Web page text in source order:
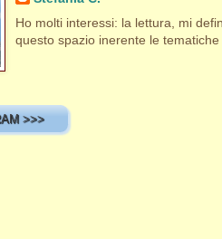
Ho molti interessi: la lettura, mi
questo spazio inerente le
>>>